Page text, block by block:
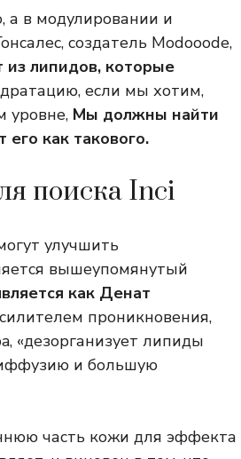
а в модулировании и
создатель Modooode,
из липидов, которые
если мы хотим,
уровне, Мы должны найти
как такового.
поиска Inci
улучшить
вышеупомянутый
как Денат
проникновения,
«дезорганизует липиды
и большую
часть кожи для эффекта